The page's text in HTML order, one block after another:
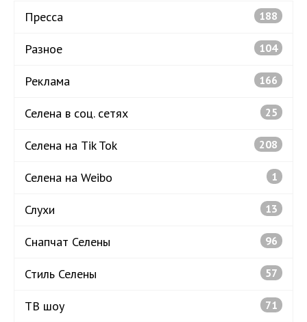
Пресса
188
Разное 104
Реклама 166
Селена в соц. сетях 25
Селена на Tik Tok 208
Селена на Weibo 1
Слухи 13
Снапчат Селены 96
Стиль Селены 57
ТВ шоу 71